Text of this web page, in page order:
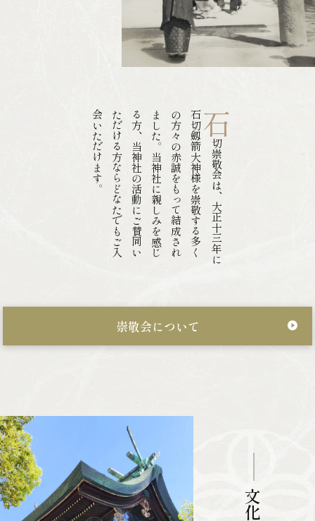
石
切
崇
敬
会
は
、
大
正
十
三
年
に
石切
劔
箭
大
神
様
を
崇
敬
す
る
多
く
の方
々
の
赤
誠
を
も
っ
て
結
成
さ
れ
まし
た
。
当
神
社
に
親
し
み
を
感
じ
る方
、
当
神
社
の
活
動
に
ご
賛
同
い
ただ
け
る
方
な
ら
ど
な
た
で
も
ご
入
会い
た
だ
け
ま
す
。
崇敬会について